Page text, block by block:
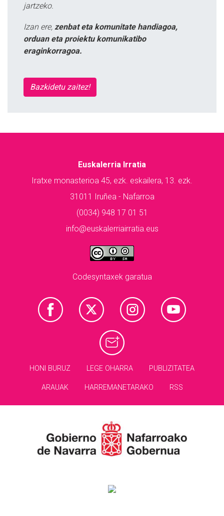
jartzeko.
Izan ere, zenbat eta komunitate handiagoa,
orduan eta proiektu komunikatibo
eraginkorragoa.
Bazkidetu zaitez!
Euskalerria Irratia
Iratxe monasterioa 45, ezk. eskailera, 13. ezk.
31011 Iruñea - Nafarroa
(0034) 948 17 01 51
info@euskalerriairratia.eus
Codesyntaxek garatua
HONI BURUZ LEGE OHARRA PUBLIZITATEA
ARAUAK HARREMANETARAKO RSS